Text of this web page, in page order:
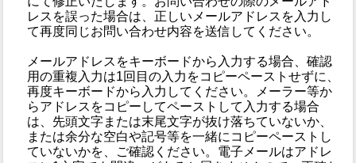
レスを誤った場合は、正しいメールアドレスを入力し
て再度同じお問い合わせ内容を送信してください。
メールアドレスをキーボードから入力する場合、確認
用の重複入力は1回目の入力をコピーペーストせずに、
再度キーボードから入力してください。メーラー等か
らアドレスをコピーしてペーストして入力する場合
は、先頭文字または末尾文字が抜け落ちていないか、
または余分な空白や記号等を一緒にコピーペーストし
ていないかを、ご確認ください。電子メールはアドレ